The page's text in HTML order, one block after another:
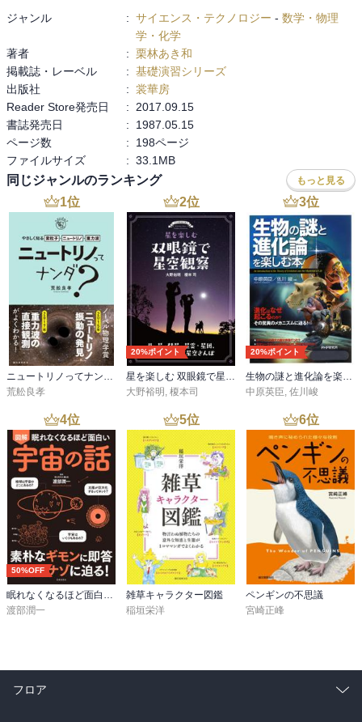
ジャンル : サイエンス・テクノロジー - 数学・物理
学・化学
著者
: 栗林あき和
掲載誌・レーベル
: 基礎演習シリーズ
出版社
: 裳華房
Reader Store発売日
:
2017.09.15
書誌発売日
:
1987.05.15
ページ数
:
198ページ
ファイルサイズ
: 33.1MB
同じジャンルのランキング もっと見る
1位
ニュートリノってナンダ？-やさしく知る素粒子・ニュートリノ・重力波
荒舩良孝
2位
20%ポイント
星を楽しむ 双眼鏡で星空観察
大野裕明 , 榎本司
3位
20%ポイント
生物の謎と進化論を楽しむ本
中原英臣, 佐川峻
4位
50%OFF
渡部潤一
5位
雑草キャラクター図鑑
稲垣栄洋
6位
ペンギンの不思議
宮崎正峰
フロア